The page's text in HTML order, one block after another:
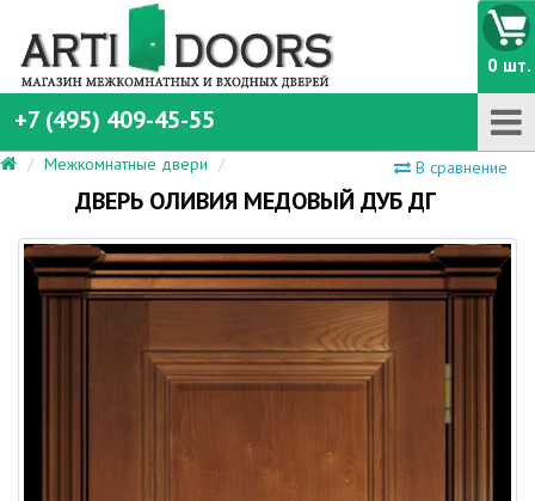
+7 (495) 409-45-55
0 шт.
В сравнение
Межкомнатные двери
ДВЕРЬ ОЛИВИЯ МЕДОВЫЙ ДУБ ДГ